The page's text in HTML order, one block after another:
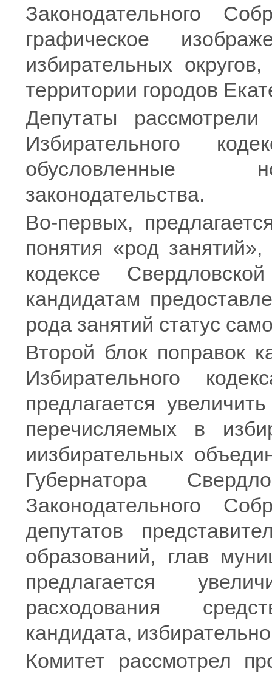
Законодательного
графическое
избирательных
территории городов
Депутаты
Избирательного
обусловленные
законодательства.
Во-первых,
понятия «род
кодексе
кандидатам
рода занятий статус
Второй блок поправок
Избирательного
предлагается
перечисляемых в
иизбирательных
Губернатора
Законодательного
депутатов
образований, глав
предлагается
расходования
кандидата,
Комитет рассмотрел